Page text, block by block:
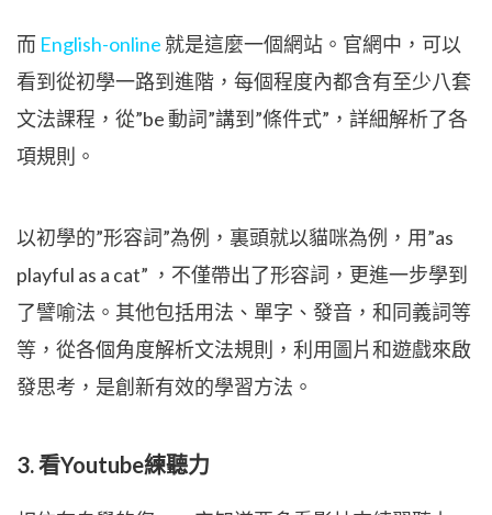
而 English-online 就是這麼一個網站。官網中，可以
看到從初學一路到進階，每個程度內都含有至少八套
文法課程，從”be 動詞”講到”條件式”，詳細解析了各
項規則。
以初學的”形容詞”為例，裏頭就以貓咪為例，用”as
playful as a cat” ，不僅帶出了形容詞，更進一步學到
了譬喻法。其他包括用法、單字、發音，和同義詞等
等，從各個角度解析文法規則，利用圖片和遊戲來啟
發思考，是創新有效的學習方法。
3. 看Youtube練聽力